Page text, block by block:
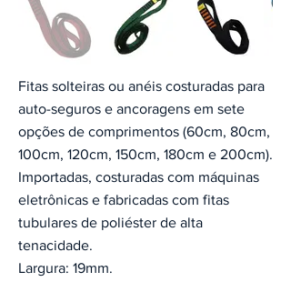
Fitas solteiras ou anéis costuradas para
auto-seguros e ancoragens em sete
opções de comprimentos (60cm, 80cm,
100cm, 120cm, 150cm, 180cm e 200cm).
Importadas, costuradas com máquinas
eletrônicas e fabricadas com fitas
tubulares de poliéster de alta
tenacidade.
Largura: 19mm.